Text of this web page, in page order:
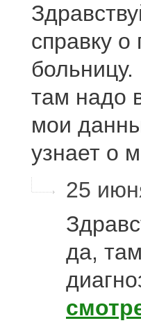
справку о
там надо
мои
узнает о
25
да,